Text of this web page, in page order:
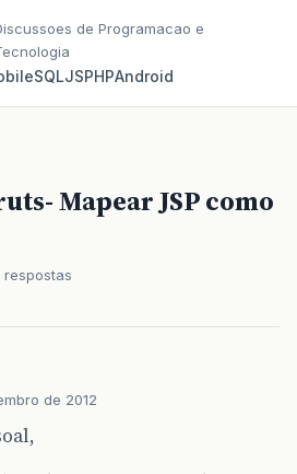
de Programacao e
SQLJSPHPAndroid
Mapear JSP como
respostas
de 2012